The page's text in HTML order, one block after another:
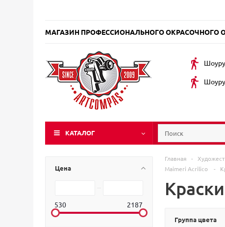
МАГАЗИН ПРОФЕССИОНАЛЬНОГО ОКРАСОЧНОГО
КАТАЛОГ
Цена
530 2187
Главная -
Maimeri Acrilico
-
Группа цвета